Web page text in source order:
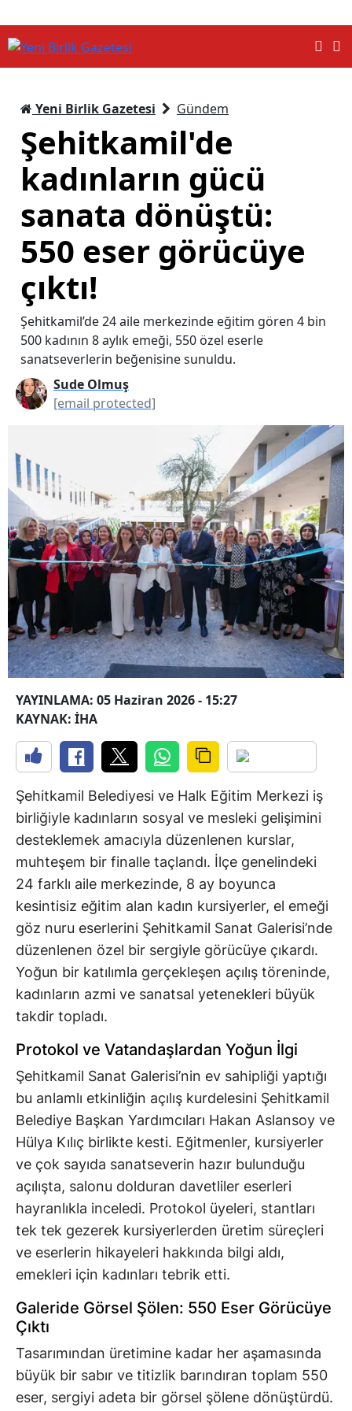
Yeni Birlik Gazetesi Gündem
Şehitkamil'de
kadınların gücü
sanata dönüştü:
550 eser görücüye
çıktı!
Şehitkamil’de 24 aile merkezinde eğitim gören 4 bin
500 kadının 8 aylık emeği, 550 özel eserle
sanatseverlerin beğenisine sunuldu.
Sude Olmuş
[email protected]
YAYINLAMA: 05 Haziran 2026 - 15:27
KAYNAK: İHA
Şehitkamil Belediyesi ve Halk Eğitim Merkezi iş
birliğiyle kadınların sosyal ve mesleki gelişimini
desteklemek amacıyla düzenlenen kurslar,
muhteşem bir finalle taçlandı. İlçe genelindeki
24 farklı aile merkezinde, 8 ay boyunca
kesintisiz eğitim alan kadın kursiyerler, el emeği
göz nuru eserlerini Şehitkamil Sanat Galerisi’nde
düzenlenen özel bir sergiyle görücüye çıkardı.
Yoğun bir katılımla gerçekleşen açılış töreninde,
kadınların azmi ve sanatsal yetenekleri büyük
takdir topladı.
Protokol ve Vatandaşlardan Yoğun İlgi
Şehitkamil Sanat Galerisi’nin ev sahipliği yaptığı
bu anlamlı etkinliğin açılış kurdelesini Şehitkamil
Belediye Başkan Yardımcıları Hakan Aslansoy ve
Hülya Kılıç birlikte kesti. Eğitmenler, kursiyerler
ve çok sayıda sanatseverin hazır bulunduğu
açılışta, salonu dolduran davetliler eserleri
hayranlıkla inceledi. Protokol üyeleri, stantları
tek tek gezerek kursiyerlerden üretim süreçleri
ve eserlerin hikayeleri hakkında bilgi aldı,
emekleri için kadınları tebrik etti.
Galeride Görsel Şölen: 550 Eser Görücüye
Çıktı
Tasarımından üretimine kadar her aşamasında
büyük bir sabır ve titizlik barındıran toplam 550
eser, sergiyi adeta bir görsel şölene dönüştürdü.